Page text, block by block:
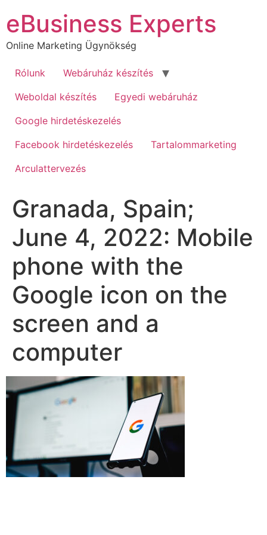
tartalomhoz
eBusiness Experts
Online Marketing Ügynökség
Rólunk
Webáruház készítés
Weboldal készítés
Egyedi webáruház
Google hirdetéskezelés
Facebook hirdetéskezelés
Tartalommarketing
Arculattervezés
Granada, Spain;
June 4, 2022: Mobile
phone with the
Google icon on the
screen and a
computer